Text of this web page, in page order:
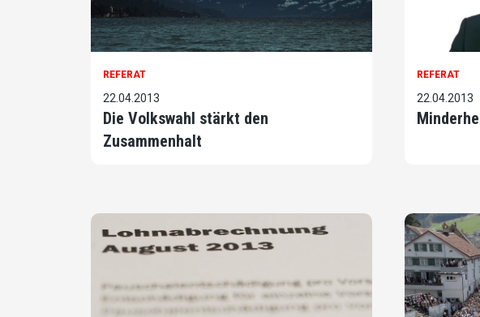
REFERAT
22.04.2013
Die Volkswahl stärkt den
Zusammenhalt
REFERAT
22.04.2013